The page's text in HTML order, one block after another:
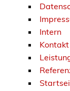
Intern
Kontakt